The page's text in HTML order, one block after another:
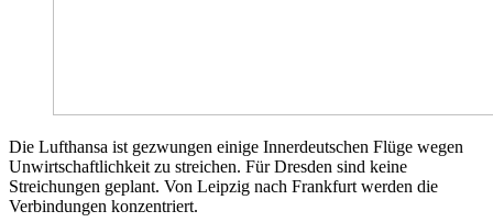
Die Lufthansa ist gezwungen einige Innerdeutschen Flüge wegen
Unwirtschaftlichkeit zu streichen. Für Dresden sind keine
Streichungen geplant. Von Leipzig nach Frankfurt werden die
Verbindungen konzentriert.